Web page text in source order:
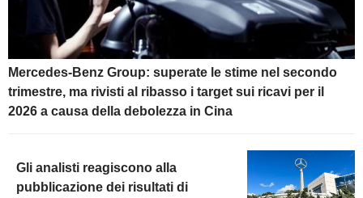
Mercedes-Benz Group: superate le stime nel secondo
trimestre, ma rivisti al ribasso i target sui ricavi per il
2026 a causa della debolezza in Cina
Gli analisti reagiscono alla
pubblicazione dei risultati di